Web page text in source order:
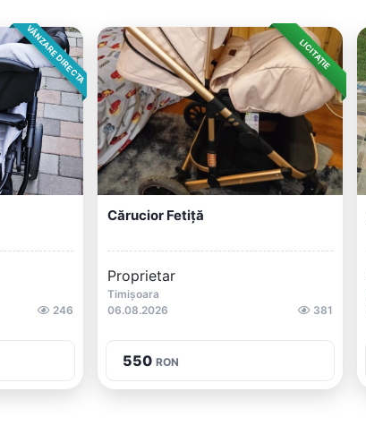
VÂNZARE DIRECTA
246
LICITAȚIE
Cărucior Fetiță
Proprietar
Timișoara
06.08.2026
381
550 RON